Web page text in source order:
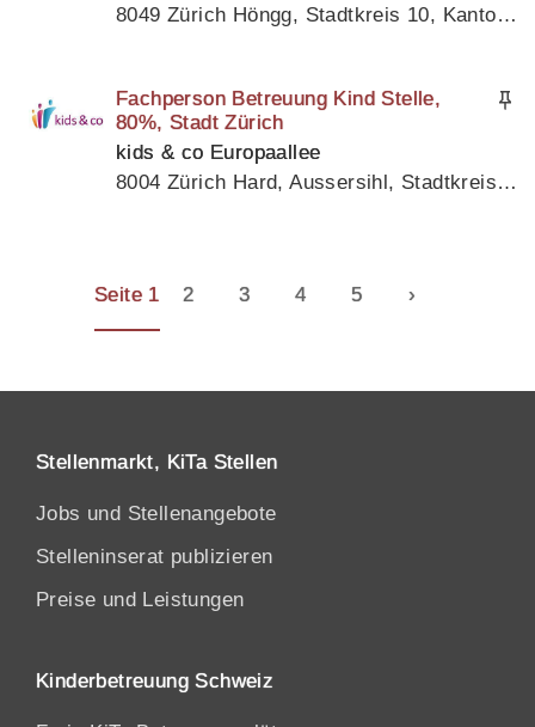
8049 Zürich Höngg, Stadtkreis 10, Kanton Zürich
Fachperson Betreuung Kind Stelle,
80%, Stadt Zürich
kids & co Europaallee
8004 Zürich Hard, Aussersihl, Stadtkreis 4, Kanton Zürich
Seite 1 2 3 4 5 ›
Stellenmarkt, KiTa Stellen
Jobs und Stellenangebote
Stelleninserat publizieren
Preise und Leistungen
Kinderbetreuung Schweiz